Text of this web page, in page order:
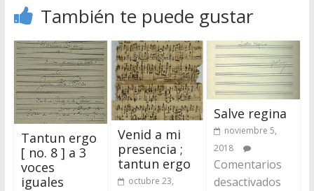
También te puede gustar
Tantun ergo
[ no. 8 ] a 3
voces
iguales
Venid a mi
presencia ;
tantun ergo
octubre 23,
Salve regina
noviembre 5,
2018
Comentarios
desactivados